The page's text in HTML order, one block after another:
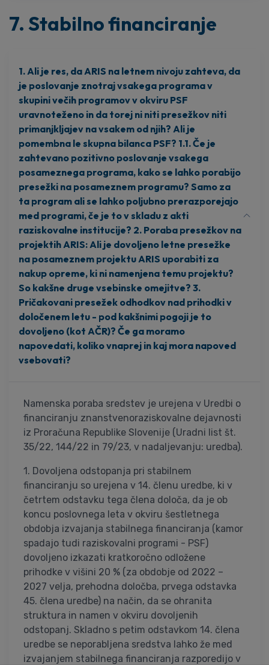
7. Stabilno financiranje
1. Ali je res, da ARIS na letnem nivoju zahteva, da
je poslovanje znotraj vsakega programa v
skupini večih programov v okviru PSF
uravnoteženo in da torej ni niti presežkov niti
primanjkljajev na vsakem od njih? Ali je
pomembna le skupna bilanca PSF? 1.1. Če je
zahtevano pozitivno poslovanje vsakega
posameznega programa, kako se lahko porabijo
presežki na posameznem programu? Samo za
ta program ali se lahko poljubno prerazporejajo
med programi, če je to v skladu z akti
raziskovalne institucije? 2. Poraba presežkov na
projektih ARIS: Ali je dovoljeno letne presežke
na posameznem projektu ARIS uporabiti za
nakup opreme, ki ni namenjena temu projektu?
So kakšne druge vsebinske omejitve? 3.
Pričakovani presežek odhodkov nad prihodki v
določenem letu - pod kakšnimi pogoji je to
dovoljeno (kot AČR)? Če ga moramo
napovedati, koliko vnaprej in kaj mora napoved
vsebovati?
Namenska poraba sredstev je urejena v Uredbi o
financiranju znanstvenoraziskovalne dejavnosti
iz Proračuna Republike Slovenije (Uradni list št.
35/22, 144/22 in 79/23, v nadaljevanju: uredba).
1. Dovoljena odstopanja pri stabilnem
financiranju so urejena v 14. členu uredbe, ki v
četrtem odstavku tega člena določa, da je ob
koncu poslovnega leta v okviru šestletnega
obdobja izvajanja stabilnega financiranja (kamor
spadajo tudi raziskovalni programi - PSF)
dovoljeno izkazati kratkoročno odložene
prihodke v višini 20 % (za obdobje od 2022 –
2027 velja, prehodna določba, prvega odstavka
45. člena uredbe) na način, da se ohranita
struktura in namen v okviru dovoljenih
odstopanj. Skladno s petim odstavkom 14. člena
uredbe se neporabljena sredstva lahko že med
izvajanjem stabilnega financiranja razporedijo v